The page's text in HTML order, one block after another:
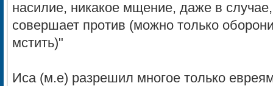
насилие, никакое мщение, даже в случае,
совершает против (можно только
мстить)"
Иса (м.е) разрешил многое только